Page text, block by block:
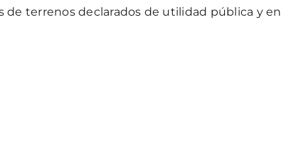
de terrenos declarados de utilidad pública y en